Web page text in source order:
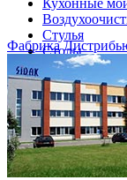
Кухонные
Стулья
Столы
Кухонные
Кухни и
Кухни
Кухни
Гид по
Фабрика